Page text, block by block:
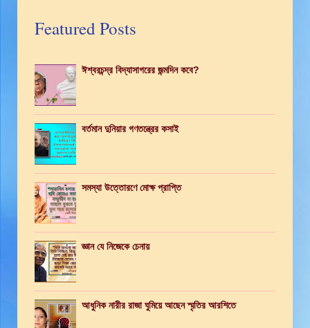
Featured Posts
ঈশ্বরচন্দ্র বিদ্যাসাগরের জন্মদিন কবে?
বর্তমান দুনিয়ার গণতন্ত্রের কসাই
সমস্যা উত্তোরণে মোক্ষ প্রাপ্তি
জ্ঞান যে নিজেকে চেনায়
আধুনিক নারীর রাজা ঘুমিয়ে আছেন স্মৃতির আরশিতে